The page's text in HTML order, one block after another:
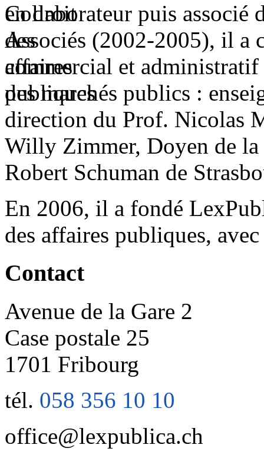
Collaborateur puis associé
Associés (2002-2005), il a
commercial et
des marchés publics :
direction du Prof. Nicolas
Willy Zimmer, Doyen de
Robert Schuman de
En 2006, il a fondé
des affaires publiques,
Contact
Avenue de la Gare 2
Case postale 25
1701 Fribourg
tél. 058 356 10 10
office@lexpublica.ch